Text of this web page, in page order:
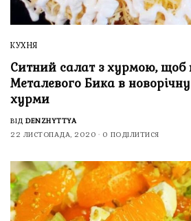
КУХНЯ
Ситний салат з хурмою, щоб
Металевого Бика в
хурми
ВІД DENZHYTTYA
22 ЛИСТОПАДА, 2020
0 ПОДІЛИТИСЯ